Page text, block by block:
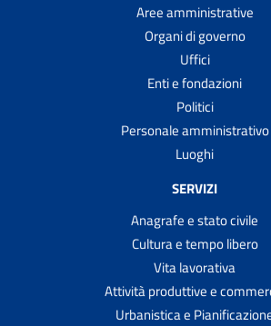
Aree amministrative
Organi di governo
Uffici
Enti e fondazioni
Politici
Personale amministrativo
Luoghi
SERVIZI
Anagrafe e stato civile
Cultura e tempo libero
Vita lavorativa
Attività produttive e
Urbanistica e